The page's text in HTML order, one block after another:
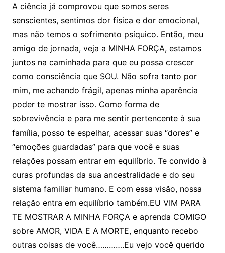
A ciência já comprovou que somos seres
senscientes, sentimos dor física e dor emocional,
mas não temos o sofrimento psíquico. Então, meu
amigo de jornada, veja a MINHA FORÇA, estamos
juntos na caminhada para que eu possa crescer
como consciência que SOU. Não sofra tanto por
mim, me achando frágil, apenas minha aparência
poder te mostrar isso. Como forma de
sobrevivência e para me sentir pertencente à sua
família, posso te espelhar, acessar suas “dores” e
“emoções guardadas” para que você e suas
relações possam entrar em equilíbrio. Te convido à
curas profundas da sua ancestralidade e do seu
sistema familiar humano. E com essa visão, nossa
relação entra em equilíbrio também.EU VIM PARA
TE MOSTRAR A MINHA FORÇA e aprenda COMIGO
sobre AMOR, VIDA E A MORTE, enquanto recebo
outras coisas de você………….Eu vejo você querido